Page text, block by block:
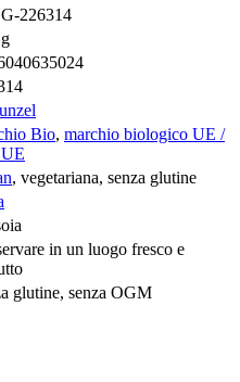
226314
Bio, marchio biologico UE /
, vegetariana, senza glutine
in un luogo fresco e
glutine, senza OGM